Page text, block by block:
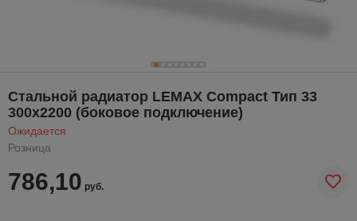
Стальной радиатор LEMAX Compact Тип 33
300х2200 (боковое подключение)
Ожидается
Розница
786,10 руб.